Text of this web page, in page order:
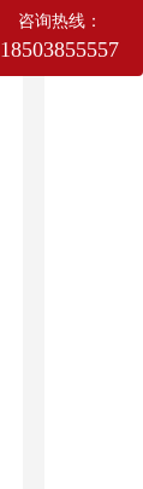
咨询热线：
18503855557